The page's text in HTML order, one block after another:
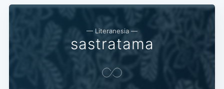
— Literanesia —
sastratama